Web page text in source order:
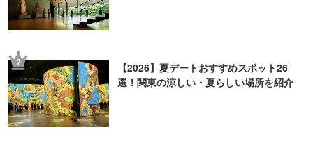
2
【2026】夏デートおすすめスポット26
選！関東の涼しい・夏らしい場所を紹介